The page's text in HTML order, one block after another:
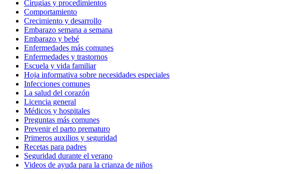
Cirugías y procedimientos
Comportamiento
Crecimiento y desarrollo
Embarazo semana a semana
Embarazo y bebé
Enfermedades más comunes
Enfermedades y trastornos
Escuela y vida familiar
Hoja informativa sobre necesidades especiales
Infecciones comunes
La salud del corazón
Licencia general
Médicos y hospitales
Preguntas más comunes
Prevenir el parto prematuro
Primeros auxilios y seguridad
Recetas para padres
Seguridad durante el verano
Videos de ayuda para la crianza de niños